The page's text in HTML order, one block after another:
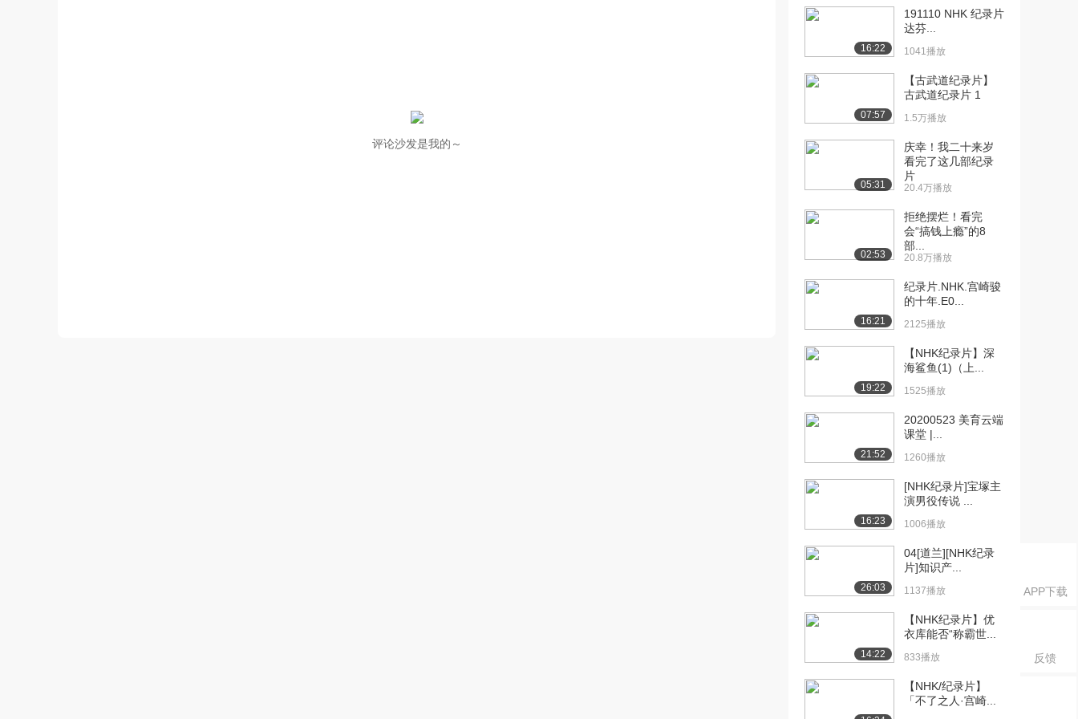
APP下载
反馈
评论沙发是我的～
16:22
191110 NHK 纪录片
达芬...
1041播放
07:57
【古武道纪录片】
古武道纪录片 1
1.5万播放
05:31
庆幸！我二十来岁
看完了这几部纪录
片
20.4万播放
02:53
拒绝摆烂！看完
会“搞钱上瘾”的8
部...
20.8万播放
16:21
纪录片.NHK.宫崎骏
的十年.E0...
2125播放
19:22
【NHK纪录片】深
海鲨鱼(1)（上...
1525播放
21:52
20200523 美育云端
课堂 |...
1260播放
16:23
[NHK纪录片]宝塚主
演男役传说 ...
1006播放
26:03
04[道兰][NHK纪录
片]知识产...
1137播放
14:22
【NHK纪录片】优
衣库能否“称霸世...
833播放
【NHK/纪录片】
「不了之人·宫崎...